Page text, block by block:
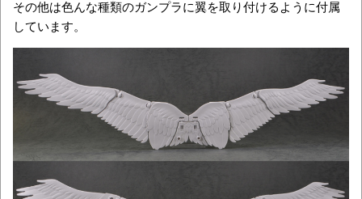
その他は色んな種類のガンプラに翼を取り付けるように付属
しています。